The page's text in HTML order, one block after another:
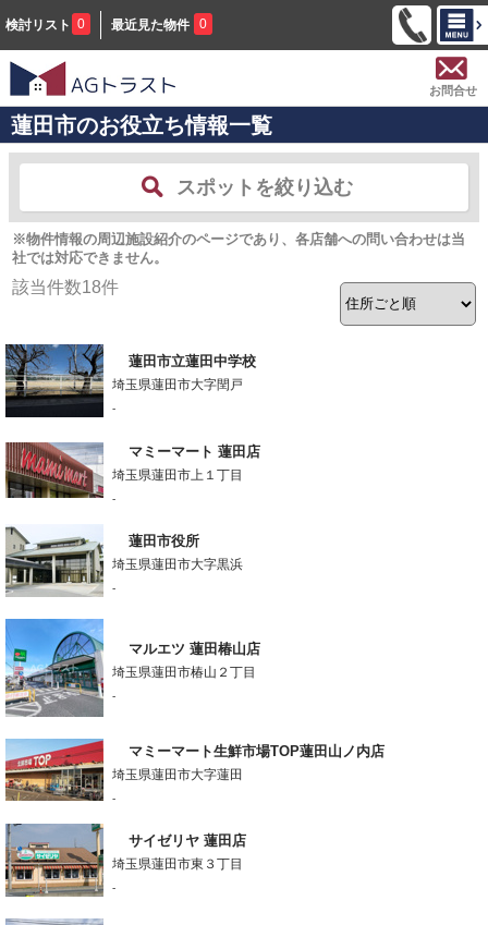
検討リスト 0 最近見た物件 0
お問合せ
蓮田市のお役立ち情報一覧
スポットを絞り込む
※物件情報の周辺施設紹介のページであり、各店舗への問い合わせは当
社では対応できません。
該当件数18件
蓮田市立蓮田中学校
埼玉県蓮田市大字閏戸
-
マミーマート 蓮田店
埼玉県蓮田市上１丁目
-
蓮田市役所
埼玉県蓮田市大字黒浜
-
マルエツ 蓮田椿山店
埼玉県蓮田市椿山２丁目
-
マミーマート生鮮市場TOP蓮田山ノ内店
埼玉県蓮田市大字蓮田
-
サイゼリヤ 蓮田店
埼玉県蓮田市東３丁目
-